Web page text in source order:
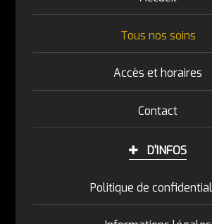
Tous nos soins
Accès et horaires
Contact
D'INFOS
Politique de